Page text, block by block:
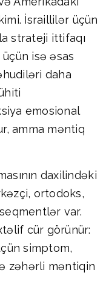
İsraillilər üçün
strateji ittifaqı
üçün isə əsas
daha
emosional
amma məntiq
daxilindəki
ortodoks,
var.
cür görünür:
simptom,
zəhərli məntiqin